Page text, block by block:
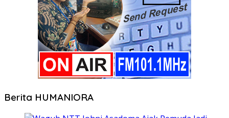
Berita HUMANIORA